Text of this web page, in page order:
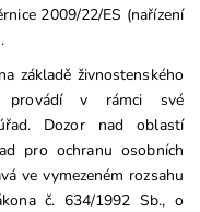
2009/22/ES (nařízení
základě živnostenského
provádí v rámci své
Dozor nad oblastí
pro ochranu osobních
ve vymezeném rozsahu
č. 634/1992 Sb., o